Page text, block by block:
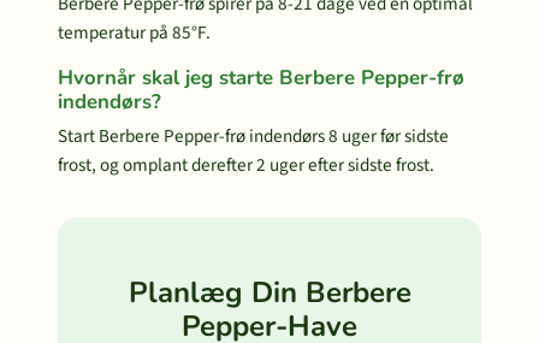
temperatur på 85°F.
Hvornår skal jeg starte Berbere Pepper-frø
indendørs?
Start Berbere Pepper-frø indendørs 8 uger før sidste
frost, og omplant derefter 2 uger efter sidste frost.
Planlæg Din Berbere
Pepper-Have